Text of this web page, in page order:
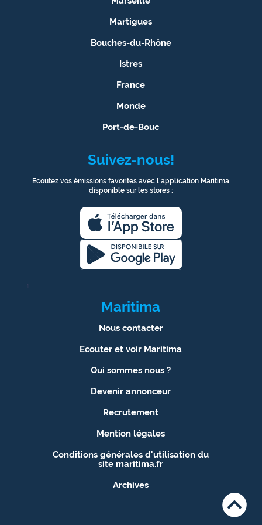
Martigues
Bouches-du-Rhône
Istres
France
Monde
Port-de-Bouc
Suivez-nous!
Ecoutez vos émissions favorites avec l’application Maritima
disponible sur les stores :
1
Maritima
Nous contacter
Ecouter et voir Maritima
Qui sommes nous ?
Devenir annonceur
Recrutement
Mention légales
Conditions générales d'utilisation du
site maritima.fr
Archives